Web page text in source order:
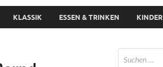
KLASSIK ESSEN & TRINKEN KINDER